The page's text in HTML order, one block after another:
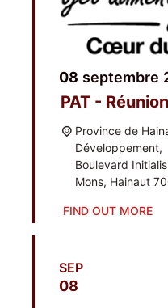
08 sep­tembre
PAT -
Pro­vince de
Développement,
Bou­le­vard
Mons, Hai­naut
FIND OUT MORE
SEP
08